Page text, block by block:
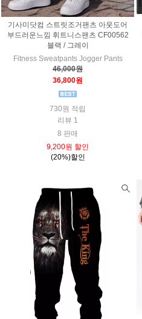
기사미닷컴 스트릿조거팬츠 아웃도어
부드러운느낌 휘트니스팬츠 CF00562
블랙 / 그레이
Fitness Sweatpants Jogger Pants
46,000원
36,800원
730원 적립
리뷰 1
8 판매
9,200원 할인
(20%)할인